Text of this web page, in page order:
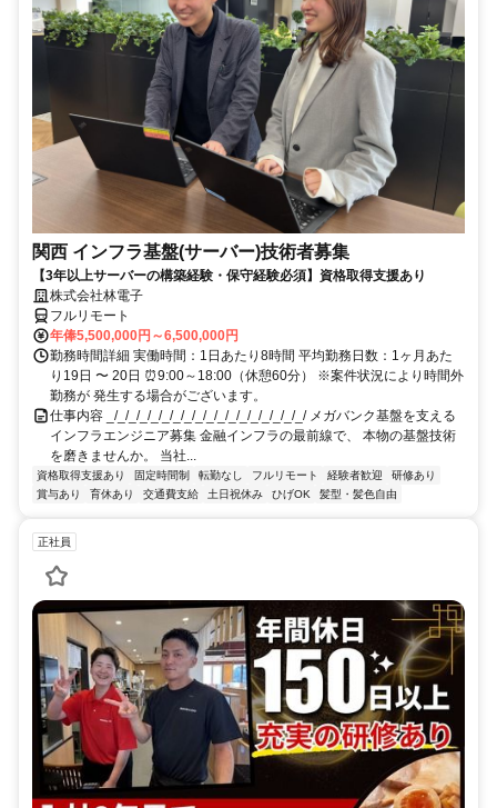
関西 インフラ基盤(サーバー)技術者募集
【3年以上サーバーの構築経験・保守経験必須】資格取得支援あり
株式会社林電子
フルリモート
年俸5,500,000円～6,500,000円
勤務時間詳細 実働時間：1日あたり8時間 平均勤務日数：1ヶ月あた
り19日 〜 20日 ⏰9:00～18:00（休憩60分） ※案件状況により時間外
勤務が 発生する場合がございます。
仕事内容 _/_/_/_/_/_/_/_/_/_/_/_/_/_/_/_/_/_/ メガバンク基盤を支える
インフラエンジニア募集 金融インフラの最前線で、 本物の基盤技術
を磨きませんか。 当社...
資格取得支援あり 固定時間制 転勤なし フルリモート 経験者歓迎
研修あり
賞与あり
育休あり 交通費支給 土日祝休み ひげOK 髪型・髪色自由
正社員